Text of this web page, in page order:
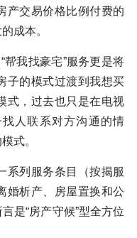
产交易价格比例付费的
成本。
帮我找豪宅”服务更是将
子的模式过渡到我想买
式，过去也只是在电视
人联系对方沟通的情
式。
系列服务条目（按揭服
婚析产、房屋置换和公
是“房产守候”型全方位